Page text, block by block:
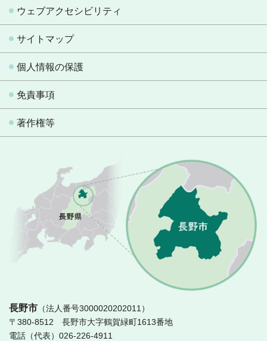
ウェブアクセシビリティ
サイトマップ
個人情報の保護
免責事項
著作権等
長野市 （法人番号3000020202011）
〒380-8512 長野市大字鶴賀緑町1613番地
電話（代表）026-226-4911